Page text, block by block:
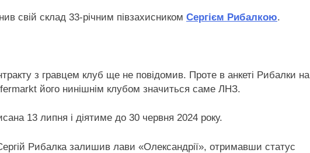
свій склад 33-річним півзахисником Сергієм Рибалкою.
з гравцем клуб ще не повідомив. Проте в анкеті Рибалки на
його нинішнім клубом значиться саме ЛНЗ.
13 липня і діятиме до 30 червня 2024 року.
Рибалка залишив лави «Олександрії», отримавши статус